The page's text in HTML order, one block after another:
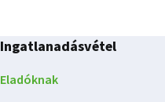
Ingatlanadásvétel
Eladóknak